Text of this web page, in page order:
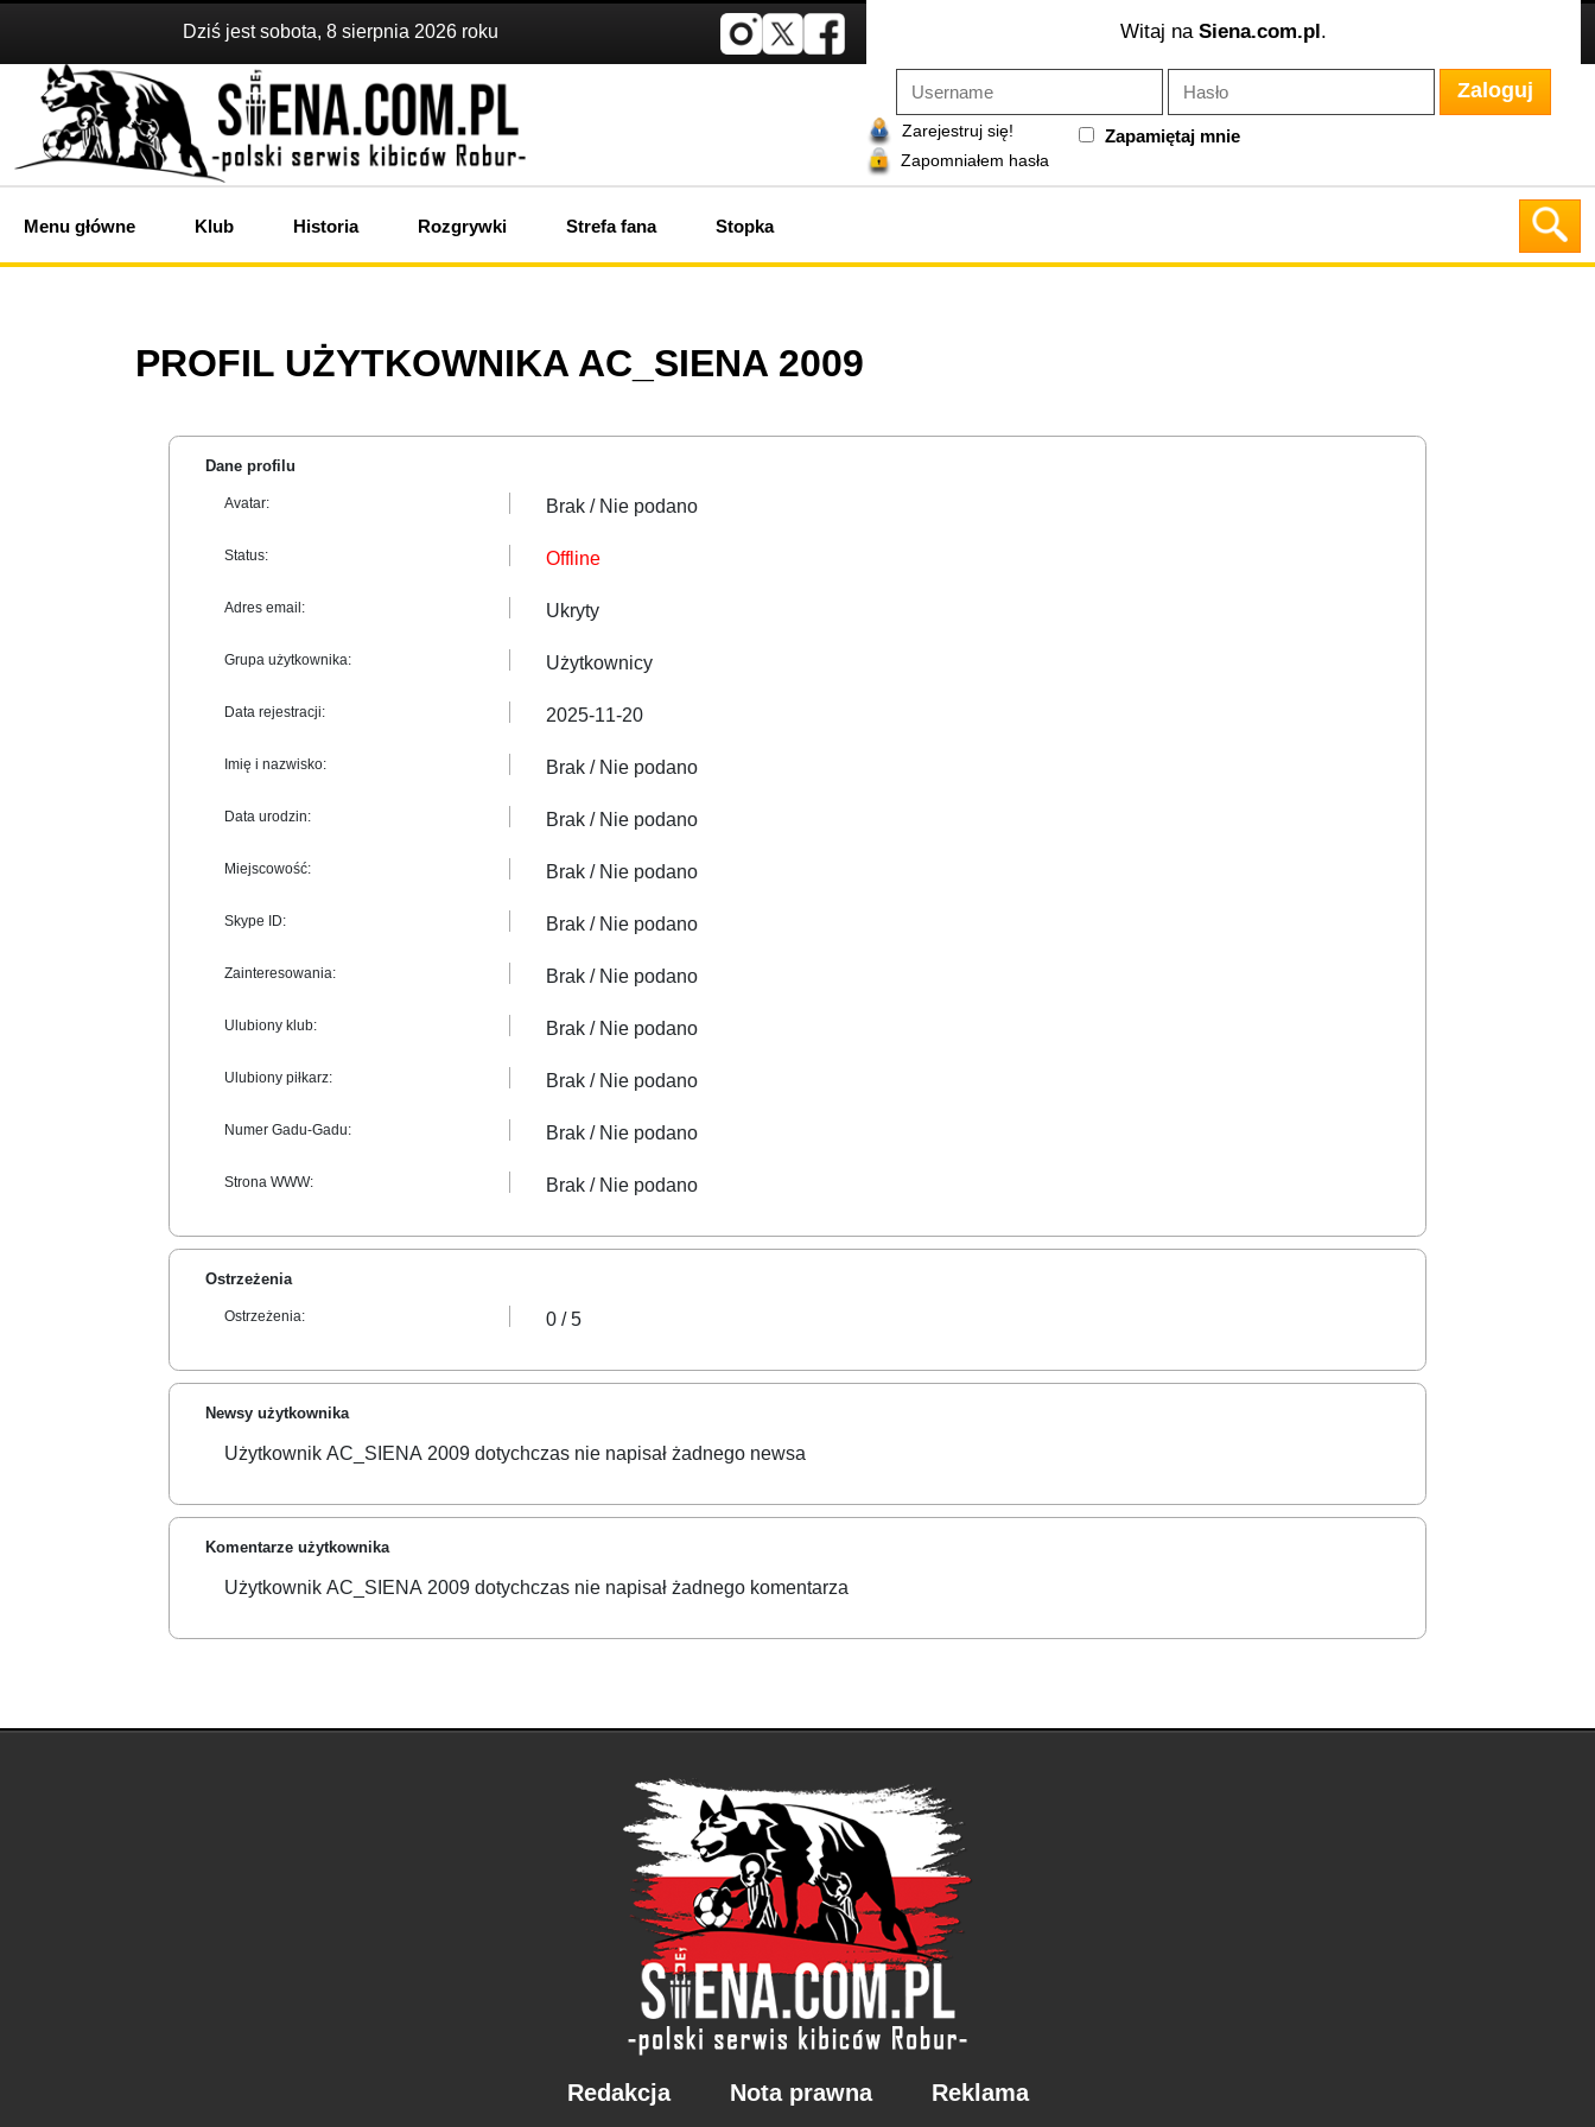
Dziś jest sobota, 8 sierpnia 2026 roku Witaj na Siena.com.pl.
Zaloguj
Zarejestruj się!
Zapomniałem hasła
Zapamiętaj mnie
Menu główne Klub Historia Rozgrywki Strefa fana Stopka
PROFIL UŻYTKOWNIKA AC_SIENA 2009
Dane profilu
Avatar: Brak / Nie podano
Status: Offline
Adres email: Ukryty
Grupa użytkownika: Użytkownicy
Data rejestracji: 2025-11-20
Imię i nazwisko: Brak / Nie podano
Data urodzin: Brak / Nie podano
Miejscowość: Brak / Nie podano
Skype ID: Brak / Nie podano
Zainteresowania: Brak / Nie podano
Ulubiony klub: Brak / Nie podano
Ulubiony piłkarz: Brak / Nie podano
Numer Gadu-Gadu: Brak / Nie podano
Strona WWW: Brak / Nie podano
Ostrzeżenia
Ostrzeżenia: 0 / 5
Newsy użytkownika
Użytkownik AC_SIENA 2009 dotychczas nie napisał żadnego newsa
Komentarze użytkownika
Użytkownik AC_SIENA 2009 dotychczas nie napisał żadnego komentarza
Redakcja Nota prawna Reklama